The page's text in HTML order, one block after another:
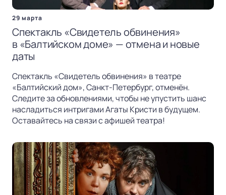
29 марта
Спектакль «Свидетель обвинения»
в «Балтийском доме» — отмена и новые
даты
Спектакль «Свидетель обвинения» в театре
«Балтийский дом», Санкт-Петербург, отменён.
Следите за обновлениями, чтобы не упустить шанс
насладиться интригами Агаты Кристи в будущем.
Оставайтесь на связи с афишей театра!